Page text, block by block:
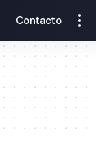
Contacto